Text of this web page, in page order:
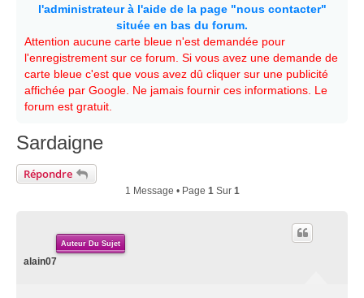
l'administrateur à l'aide de la page "nous contacter"
située en bas du forum.
Attention aucune carte bleue n'est demandée pour
l'enregistrement sur ce forum. Si vous avez une demande de
carte bleue c'est que vous avez dû cliquer sur une publicité
affichée par Google. Ne jamais fournir ces informations. Le
forum est gratuit.
Sardaigne
Répondre
1 Message • Page 1Sur 1
Auteur Du Sujet
alain07